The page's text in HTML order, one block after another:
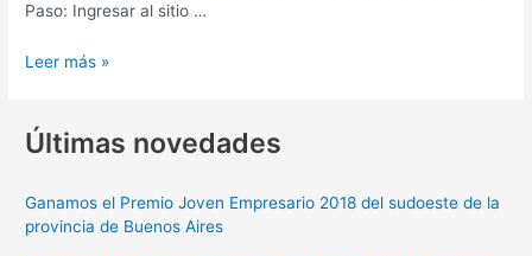
Paso: Ingresar al sitio …
Leer más »
Últimas novedades
Ganamos el Premio Joven Empresario 2018 del sudoeste de la
provincia de Buenos Aires